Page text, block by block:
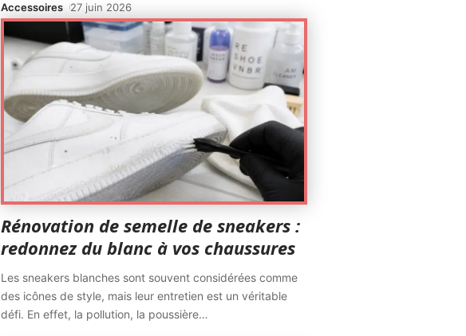
Accessoires 27 juin 2026
Rénovation de semelle de sneakers :
redonnez du blanc à vos chaussures
Les sneakers blanches sont souvent considérées comme
des icônes de style, mais leur entretien est un véritable
défi. En effet, la pollution, la poussière…